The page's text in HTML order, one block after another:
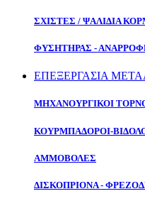
ΣΧΙΣΤΕΣ / ΨΑΛΙΔΙΑ
ΦΥΣΗΤΗΡΑΣ -
ΕΠΕΞΕΡΓΑΣΙΑ
ΜΗΧΑΝΟΥΡΓΙΚΟΙ
ΚΟΥΡΜΠΑΔΟΡΟΙ-
ΑΜΜΟΒΟΛΕΣ
ΔΙΣΚΟΠΡΙΟΝΑ -